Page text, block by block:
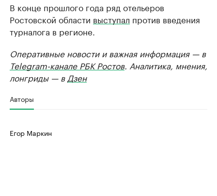
В конце прошлого года ряд отельеров
Ростовской области выступал против введения
турналога в регионе.
Оперативные новости и важная информация — в
Telegram-канале РБК Ростов. Аналитика, мнения,
лонгриды — в Дзен
Авторы
Егор Маркин